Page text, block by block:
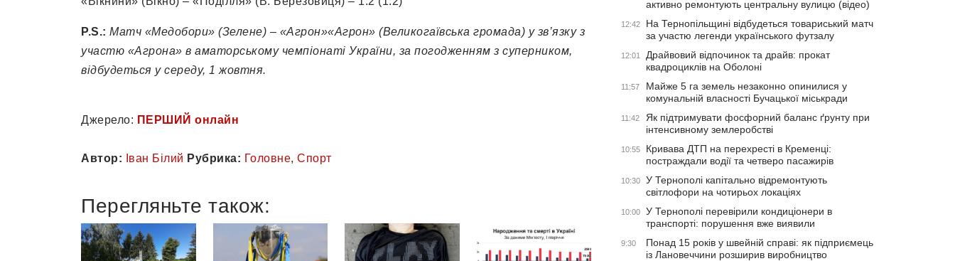
P.S.: Матч «Медобори» (Зелене) – «Агрон»«Агрон» (Великогаївська громада) у зв’язку з
участю «Агрона» в аматорському чемпіонаті України, за погодженням з суперником,
відбудеться у середу, 1 жовтня.
Джерело: ПЕРШИЙ онлайн
Автор: Іван Білий Рубрика: Головне, Спорт
Перегляньте також:
активно ремонтують центральну вулицю (відео)
12:42
На Тернопільщині відбудеться товариський матч
за участю легенди українського футзалу
12:01
Драйвовий відпочинок та драйв: прокат
квадроциклів на Оболоні
11:57
Майже 5 га земель незаконно опинилися у
комунальній власності Бучацької міськради
11:42
Як підтримувати фосфорний баланс ґрунту при
інтенсивному землеробстві
10:55
Кривава ДТП на перехресті в Кременці:
постраждали водії та четверо пасажирів
10:30
У Тернополі капітально відремонтують
світлофори на чотирьох локаціях
10:00
У Тернополі перевірили кондиціонери в
транспорті: порушення вже виявили
9:30
Понад 15 років у швейній справі: як підприємець
із Лановеччини розширив виробництво